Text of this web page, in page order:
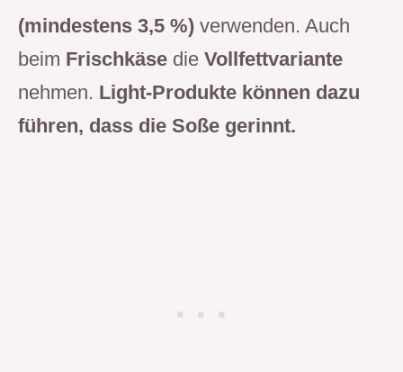
(mindestens 3,5 %) verwenden. Auch
beim Frischkäse die Vollfettvariante
nehmen. Light-Produkte können dazu
führen, dass die Soße gerinnt.